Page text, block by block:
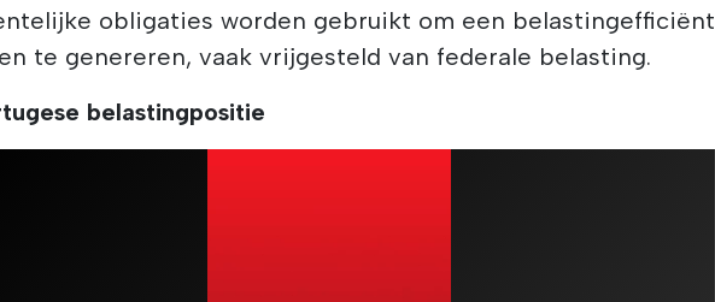
obligaties worden gebruikt om een belastingefficiënt
te genereren, vaak vrijgesteld van federale belasting.
belastingpositie